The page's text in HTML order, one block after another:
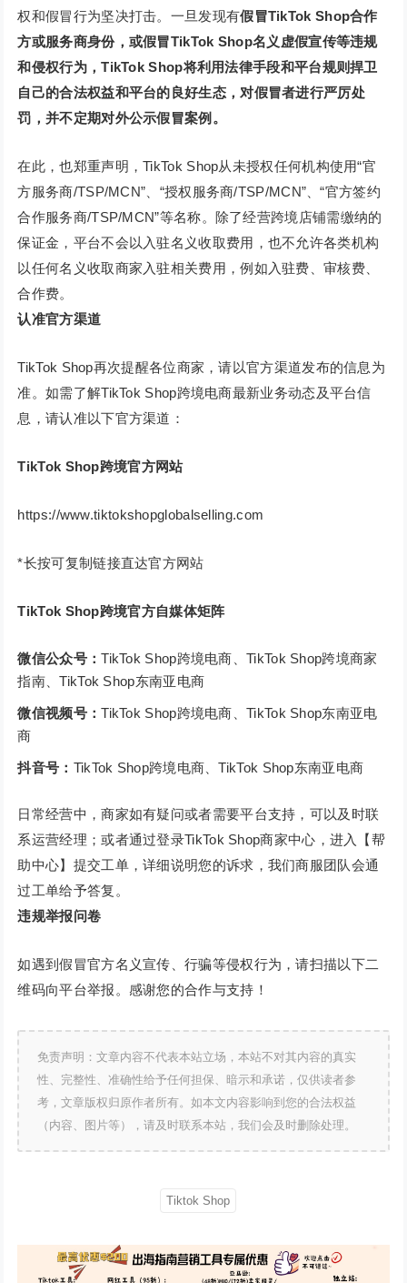
权和假冒行为坚决打击。一旦发现有假冒TikTok Shop合作
方或服务商身份，或假冒TikTok Shop名义虚假宣传等违规
和侵权行为，TikTok Shop将利用法律手段和平台规则捍卫
自己的合法权益和平台的良好生态， 对假冒者进行严厉处
罚，并不定期对外公示假冒案例。
在此，也郑重声明，TikTok Shop从未授权任何机构使用“官
方服务商/TSP/MCN”、“授权服务商/TSP/MCN”、“官方签约
合作服务商/TSP/MCN”等名称。除了经营跨境店铺需缴纳的
保证金，平台不会以入驻名义收取费用，也不允许各类机构
以任何名义收取商家入驻相关费用，例如入驻费、审核费、
合作费。
认准官方渠道
TikTok Shop再次提醒各位商家，请以官方渠道发布的信息为
准。如需了解TikTok Shop跨境电商最新业务动态及平台信
息，请认准以下官方渠道：
TikTok Shop跨境官方网站
https://www.tiktokshopglobalselling.com
*长按可复制链接直达官方网站
TikTok Shop跨境官方自媒体矩阵
微信公众号：TikTok Shop跨境电商、TikTok Shop跨境商家
指南、TikTok Shop东南亚电商
微信视频号：TikTok Shop跨境电商、TikTok Shop东南亚电
商
抖音号： TikTok Shop跨境电商、TikTok Shop东南亚电商
日常经营中，商家如有疑问或者需要平台支持，可以及时联
系运营经理；或者通过登录TikTok Shop商家中心，进入【帮
助中心】提交工单，详细说明您的诉求，我们商服团队会通
过工单给予答复。
违规举报问卷
如遇到假冒官方名义宣传、行骗等侵权行为，请扫描以下二
维码向平台举报。感谢您的合作与支持！
免责声明：文章内容不代表本站立场，本站不对其内容的真实
性、完整性、准确性给予任何担保、暗示和承诺，仅供读者参
考，文章版权归原作者所有。如本文内容影响到您的合法权益
（内容、图片等），请及时联系本站，我们会及时删除处理。
Tiktok Shop